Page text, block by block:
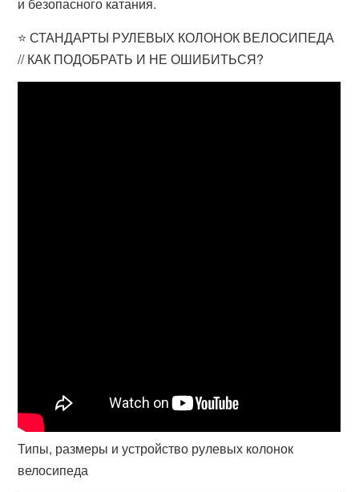
⭐ СТАНДАРТЫ РУЛЕВЫХ КОЛОНОК ВЕЛОСИПЕДА
// КАК ПОДОБРАТЬ И НЕ ОШИБИТЬСЯ?
Типы, размеры и устройство рулевых колонок
велосипеда